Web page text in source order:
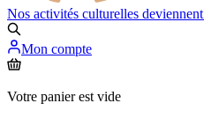
Nos activités culturelles deviennent
Mon compte
Votre panier est vide